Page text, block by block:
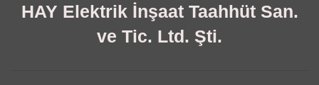
HAY Elektrik İnşaat Taahhüt San.
ve Tic. Ltd. Şti.